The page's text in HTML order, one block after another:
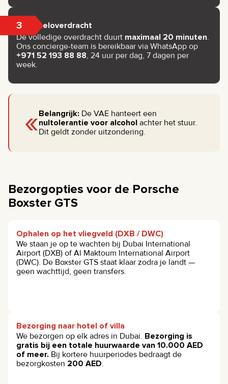
3 Sleuteloverdracht
De volledige overdracht duurt maximaal 20 minuten.
Ons concierge-team is bereikbaar via WhatsApp op
+971 52 193 88 88, 24 uur per dag, 7 dagen per
week.
«Belangrijk: De VAE hanteert een
nultolerantie voor alcoholachter het stuur.
Dit geldt zonder uitzondering.
Bezorgopties voor de Porsche
Boxster GTS
Ophalen op het vliegveld (DXB / DWC)
We staan je op te wachten bij Dubai International
Airport (DXB) of Al Maktoum International Airport
(DWC). De Boxster GTS staat klaar zodra je landt —
geen wachttijd, geen transfers.
Bezorging naar hotel of villa
We bezorgen op elk adres in Dubai. Bezorging is
gratis bij een totale huurwaarde van 10.000 AED
of meer. Bij kortere huurperiodes bedraagt de
bezorgkosten 200 AED.